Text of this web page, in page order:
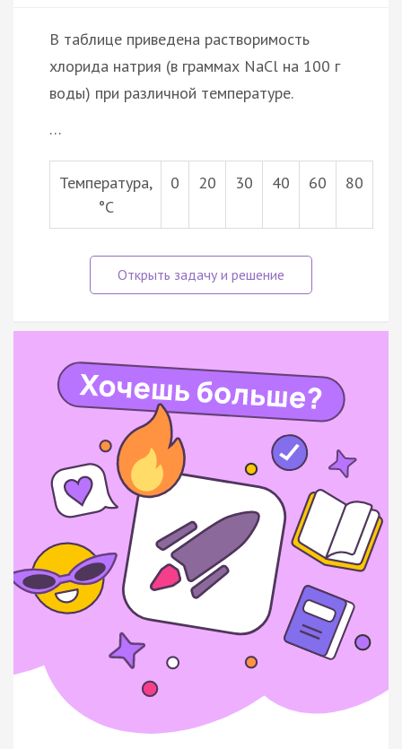
В таблице приведена растворимость
хлорида натрия (в граммах NaCl на 100 г
воды) при различной температуре.
…
Температура,
°С
0 20 30 40 60 80